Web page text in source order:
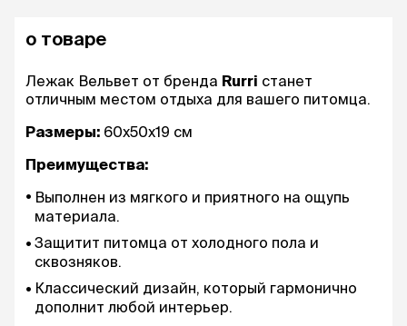
о товаре
Лежак Вельвет от бренда Rurri станет
отличным местом отдыха для вашего питомца.
Размеры: 60х50х19 см
Преимущества:
Выполнен из мягкого и приятного на ощупь
материала.
Защитит питомца от холодного пола и
сквозняков.
Классический дизайн, который гармонично
дополнит любой интерьер.